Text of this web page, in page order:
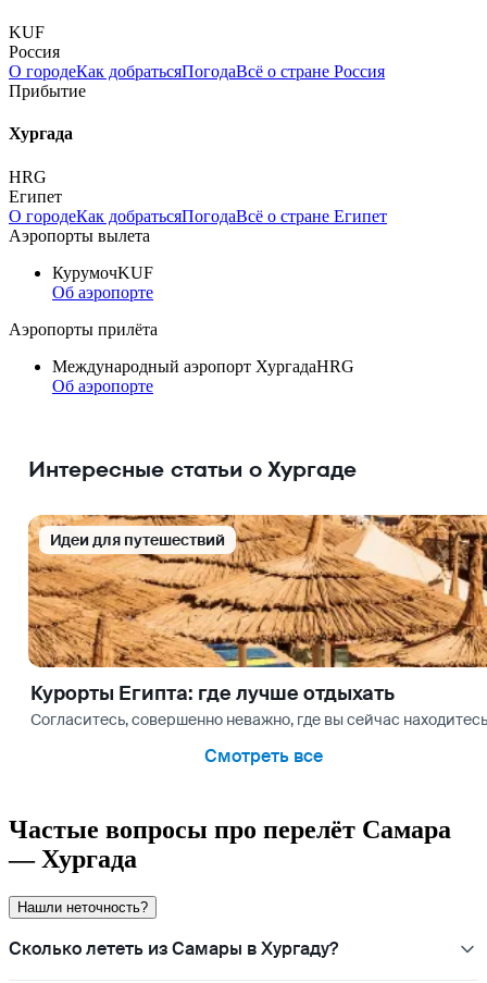
KUF
Россия
О городеКак добратьсяПогодаВсё о стране Россия
Прибытие
Хургада
HRG
Египет
О городеКак добратьсяПогодаВсё о стране Египет
Аэропорты вылета
КурумочKUF
Об аэропорте
Аэропорты прилёта
Международный аэропорт ХургадаHRG
Об аэропорте
Интересные статьи о Хургаде
Идеи для путешествий
Курорты Египта: где лучше отдыхать
Согласитесь, совершенно неважно, где вы сейчас
Смотреть все
Частые вопросы про перелёт Самара
— Хургада
Нашли неточность?
Сколько лететь из Самары в Хургаду?